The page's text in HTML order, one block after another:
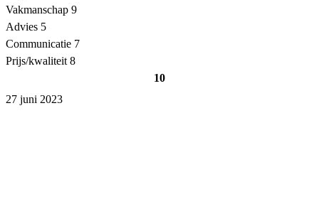
Vakmanschap 9
Advies 5
Communicatie 7
Prijs/kwaliteit 8
10
27 juni 2023